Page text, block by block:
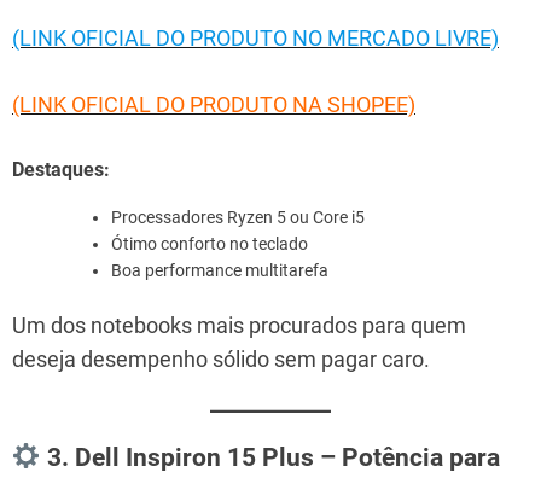
(LINK OFICIAL DO PRODUTO NO MERCADO LIVRE)
(LINK OFICIAL DO PRODUTO NA SHOPEE)
Destaques:
Processadores Ryzen 5 ou Core i5
Ótimo conforto no teclado
Boa performance multitarefa
Um dos notebooks mais procurados para quem
deseja desempenho sólido sem pagar caro.
3. Dell Inspiron 15 Plus – Potência para